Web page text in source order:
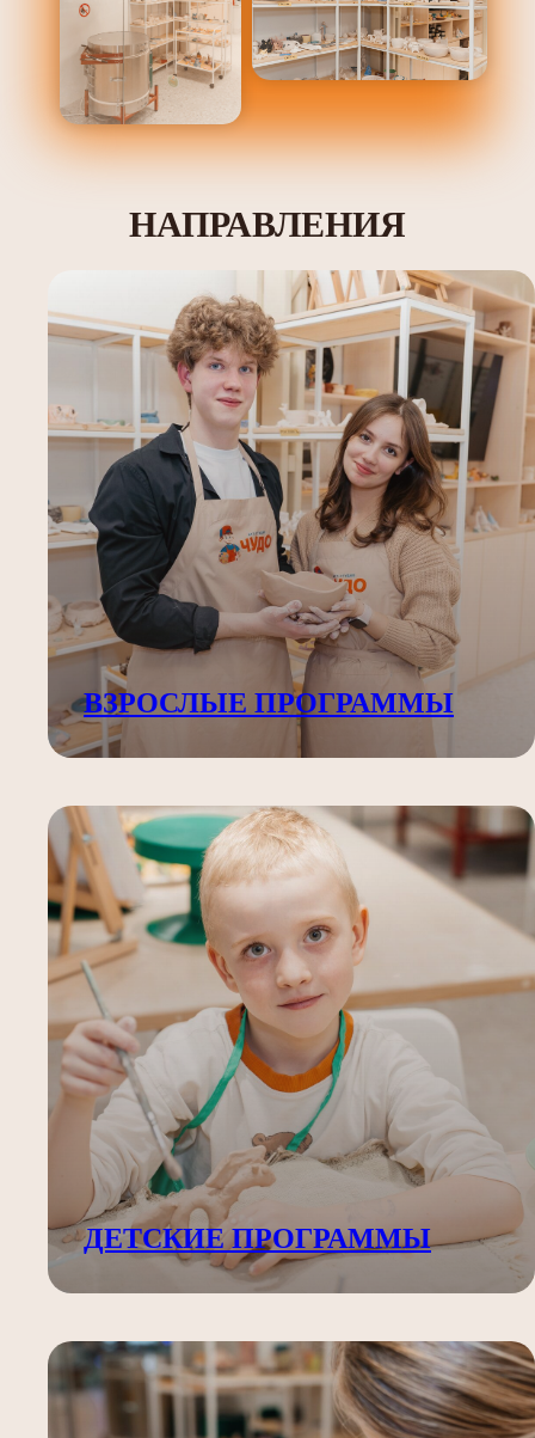
НАПРАВЛЕНИЯ
ВЗРОСЛЫЕ ПРОГРАММЫ
ДЕТСКИЕ ПРОГРАММЫ